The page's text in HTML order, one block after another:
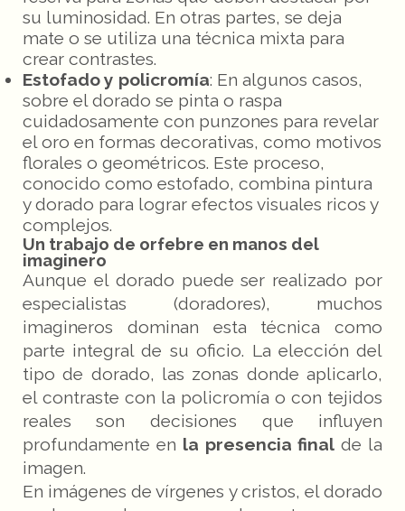
su luminosidad. En otras partes, se deja
mate o se utiliza una técnica mixta para
crear contrastes.
Estofado y policromía: En algunos casos,
sobre el dorado se pinta o raspa
cuidadosamente con punzones para revelar
el oro en formas decorativas, como motivos
florales o geométricos. Este proceso,
conocido como estofado, combina pintura
y dorado para lograr efectos visuales ricos y
complejos.
Un trabajo de orfebre en manos del
imaginero
Aunque el dorado puede ser realizado por
especialistas (doradores), muchos
imagineros dominan esta técnica como
parte integral de su oficio. La elección del
tipo de dorado, las zonas donde aplicarlo,
el contraste con la policromía o con tejidos
reales son decisiones que influyen
profundamente en la presencia final de la
imagen.
En imágenes de vírgenes y cristos, el dorado